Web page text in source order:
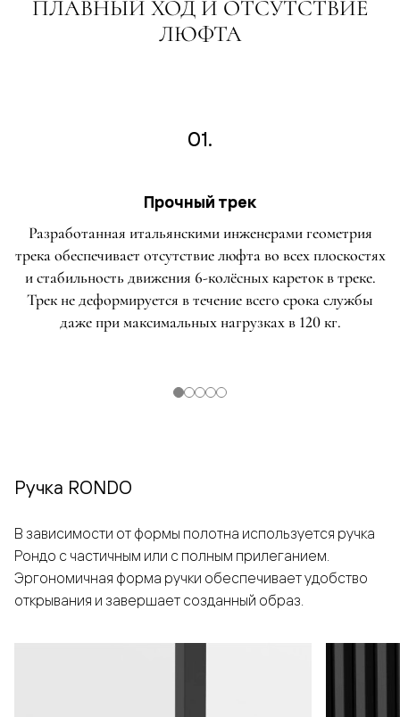
ПЛАВНЫЙ ХОД И ОТСУТСТВИЕ
ЛЮФТА
01.
Прочный трек
Разработанная итальянскими инженерами геометрия
трека обеспечивает отсутствие люфта во всех плоскостях
и стабильность движения 6-колёсных кареток в треке.
Трек не деформируется в течение всего срока службы
даже при максимальных нагрузках в 120 кг.
Ручка RONDO
В зависимости от формы полотна используется ручка
Рондо с частичным или с полным прилеганием.
Эргономичная форма ручки обеспечивает удобство
открывания и завершает созданный образ.